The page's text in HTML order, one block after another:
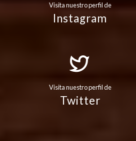
Visita nuestro perfil de
Instagram
Visita nuestro perfil de
Twitter